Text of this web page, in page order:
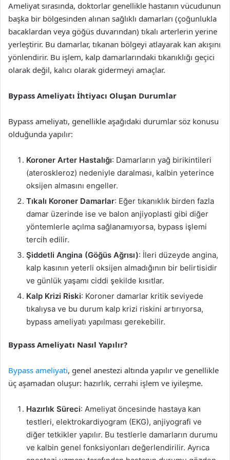
Ameliyat sırasında, doktorlar genellikle hastanın vücudunun
başka bir bölgesinden alınan sağlıklı damarları (çoğunlukla
bacaklardan veya göğüs duvarından) tıkalı arterlerin yerine
yerleştirir. Bu damarlar, tıkanan bölgeyi atlayarak kan akışını
yönlendirir. Bu işlem, kalp damarlarındaki tıkanıklığı geçici
olarak değil, kalıcı olarak gidermeyi amaçlar.
Bypass Ameliyatı İhtiyacı Oluşan Durumlar
Bypass ameliyatı, genellikle aşağıdaki durumlar söz konusu
olduğunda yapılır:
Koroner Arter Hastalığı: Damarların yağ birikintileri
(ateroskleroz) nedeniyle daralması, kalbin yeterince
oksijen almasını engeller.
Tıkalı Koroner Damarlar: Eğer tıkanıklık birden fazla
damar üzerinde ise ve balon anjiyoplasti gibi diğer
yöntemlerle açılma sağlanamıyorsa, bypass işlemi
tercih edilir.
Şiddetli Angina (Göğüs Ağrısı): İleri düzeyde angina,
kalp kasının yeterli oksijen almadığının bir belirtisidir
ve günlük yaşamı ciddi şekilde kısıtlar.
Kalp Krizi Riski: Koroner damarlar kritik seviyede
tıkalıysa ve bu durum kalp krizi riskini artırıyorsa,
bypass ameliyatı yapılması gerekebilir.
Bypass Ameliyatı Nasıl Yapılır?
Bypass ameliyati, genel anestezi altında yapılır ve genellikle
üç aşamadan oluşur: hazırlık, cerrahi işlem ve iyileşme.
Hazırlık Süreci: Ameliyat öncesinde hastaya kan
testleri, elektrokardiyogram (EKG), anjiyografi ve
diğer tetkikler yapılır. Bu testlerle damarların durumu
ve kalbin genel fonksiyonları değerlendirilir. Ayrıca